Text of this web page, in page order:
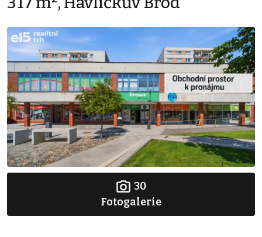
30
Fotogalerie